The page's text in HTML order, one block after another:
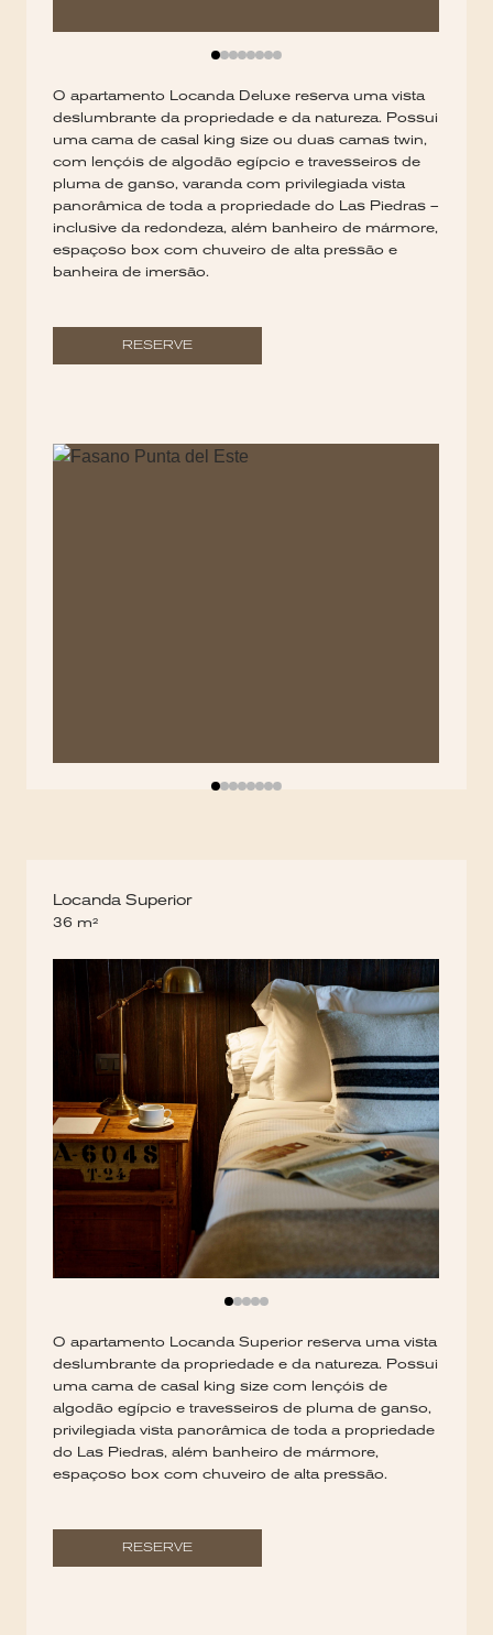
O apartamento Locanda Deluxe reserva uma vista
deslumbrante da propriedade e da natureza. Possui
uma cama de casal king size ou duas camas twin,
com lençóis de algodão egípcio e travesseiros de
pluma de ganso, varanda com privilegiada vista
panorâmica de toda a propriedade do Las Piedras –
inclusive da redondeza, além banheiro de mármore,
espaçoso box com chuveiro de alta pressão e
banheira de imersão.
RESERVE
Locanda Superior
36 m²
O apartamento Locanda Superior reserva uma vista
deslumbrante da propriedade e da natureza. Possui
uma cama de casal king size com lençóis de
algodão egípcio e travesseiros de pluma de ganso,
privilegiada vista panorâmica de toda a propriedade
do Las Piedras, além banheiro de mármore,
espaçoso box com chuveiro de alta pressão.
RESERVE